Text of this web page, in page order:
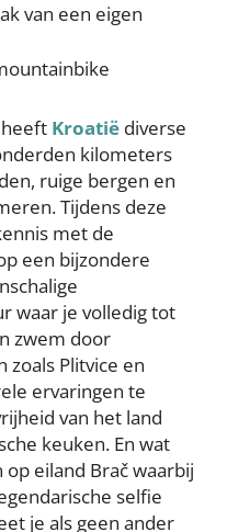
van een eigen
Kroatië diverse
kilometers
ruige bergen en
Tijdens deze
met de
een bijzondere
waar je volledig tot
zwem door
zoals Plitvice en
ervaringen te
van het land
keuken. En wat
eiland Brač waarbij
selfie
je als geen ander